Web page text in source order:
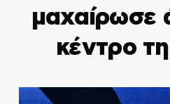
μαχαίρωσε
κέντρο